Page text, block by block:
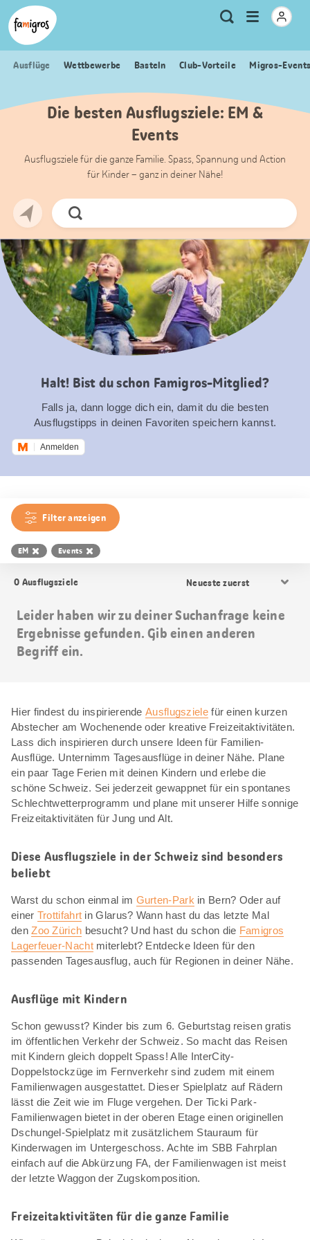
Sprungmarken
Navigation
Header
Logo
Meta
Navigation
Suche
Menu
öffnen
Ausflüge Wettbewerbe Basteln Club-Vorteile Migros-
Die besten Ausflugsziele: EM &
Events
Ausflugsziele für die ganze Familie. Spass, Spannung und Action
für Kinder – ganz in deiner Nähe!
Jetzt
Suchen
Halt! Bist du schon Famigros-Mitglied?
Falls ja, dann logge dich ein, damit du die besten
Ausflugstipps in deinen Favoriten speichern kannst.
Anmelden
Filter anzeigen
EM Events
0 Ausflugsziele
Sortierung
Leider haben wir zu deiner Suchanfrage keine
Ergebnisse gefunden. Gib einen anderen
Begriff ein.
Hier findest du inspirierendeAusflugszielefür einen kurzen
Abstecher am Wochenende oder kreative Freizeitaktivitäten.
Lass dich inspirieren durch unsere Ideen für Familien-
Ausflüge. Unternimm Tagesausflüge in deiner Nähe. Plane
ein paar Tage Ferien mit deinen Kindern und erlebe die
schöne Schweiz. Sei jederzeit gewappnet für ein spontanes
Schlechtwetterprogramm und plane mit unserer Hilfe sonnige
Freizeitaktivitäten für Jung und Alt.
Diese Ausflugsziele in der Schweiz sind besonders
beliebt
Warst du schon einmal im Gurten-Park in Bern? Oder auf
einer Trottifahrt in Glarus? Wann hast du das letzte Mal
denZoo Zürich besucht? Und hast du schon die Famigros
Lagerfeuer-Nachtmiterlebt? Entdecke Ideen für den
passenden Tagesausflug, auch für Regionen in deiner Nähe.
Ausflüge mit Kindern
Schon gewusst? Kinder bis zum 6. Geburtstag reisen gratis
im öffentlichen Verkehr der Schweiz. So macht das Reisen
mit Kindern gleich doppelt Spass! Alle InterCity-
Doppelstockzüge im Fernverkehr sind zudem mit einem
Familienwagen ausgestattet. Dieser Spielplatz auf Rädern
lässt die Zeit wie im Fluge vergehen. Der Ticki Park-
Familienwagen bietet in der oberen Etage einen originellen
Dschungel-Spielplatz mit zusätzlichem Stauraum für
Kinderwagen im Untergeschoss. Achte im SBB Fahrplan
einfach auf die Abkürzung FA, der Familienwagen ist meist
der letzte Waggon der Zugskomposition.
Freizeitaktivitäten für die ganze Familie